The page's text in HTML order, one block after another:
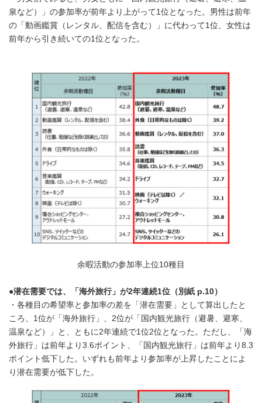
泉など）」の参加率が前年より上がって1位となった。男性は前年
の「動画鑑賞（レンタル、配信を含む）」に代わって1位、女性は
前年から引き続いての1位となった。
余暇活動の参加率上位10種目
●潜在需要では、「海外旅行」が2年連続1位（別紙 p.10）
・各種目の希望率と参加率の差を「潜在需要」として算出したと
ころ、1位が「海外旅行」、2位が「国内観光旅行（避暑、避寒、
温泉など）」と、ともに2年連続で1位2位となった。ただし、「海
外旅行」は前年より3.6ポイント、「国内観光旅行」は前年より8.3
ポイント低下した。いずれも前年より参加率が上昇したことによ
り潜在需要が低下した。